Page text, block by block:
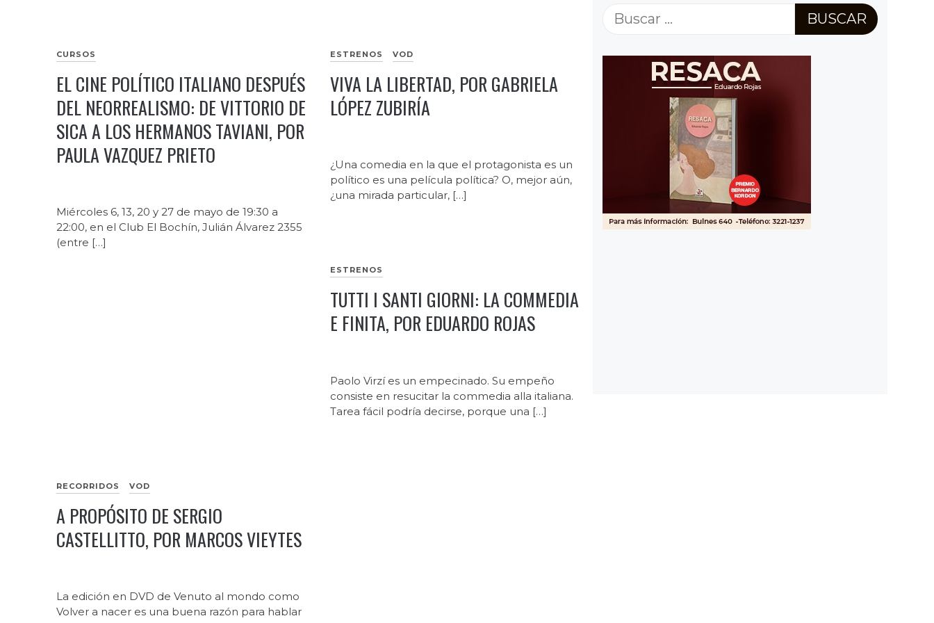
CURSOS
EL CINE POLÍTICO ITALIANO DESPUÉS
DEL NEORREALISMO: DE VITTORIO DE
SICA A LOS HERMANOS TAVIANI, POR
PAULA VAZQUEZ PRIETO
Miércoles 6, 13, 20 y 27 de mayo de 19:30 a
22:00, en el Club El Bochín, Julián Álvarez 2355
(entre […]
ESTRENOS VOD
VIVA LA LIBERTAD, POR GABRIELA
LÓPEZ ZUBIRÍA
¿Una comedia en la que el protagonista es un
político es una película política? O, mejor aún,
¿una mirada particular, […]
ESTRENOS
TUTTI I SANTI GIORNI: LA COMMEDIA
E FINITA, POR EDUARDO ROJAS
Paolo Virzí es un empecinado. Su empeño
consiste en resucitar la commedia alla italiana.
Tarea fácil podría decirse, porque una […]
RECORRIDOS VOD
A PROPÓSITO DE SERGIO
CASTELLITTO, POR MARCOS VIEYTES
La edición en DVD de Venuto al mondo como
Volver a nacer es una buena razón para hablar
Buscar: